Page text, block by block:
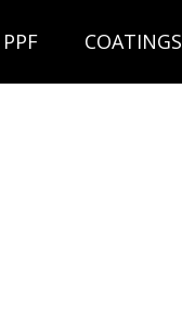
PPF COATINGS